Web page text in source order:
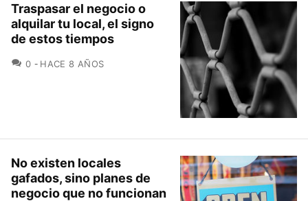
Traspasar el negocio o
alquilar tu local, el signo
de estos tiempos
0 COMENTARIOS
HACE 8 AÑOS
No existen locales
gafados, sino planes de
negocio que no funcionan